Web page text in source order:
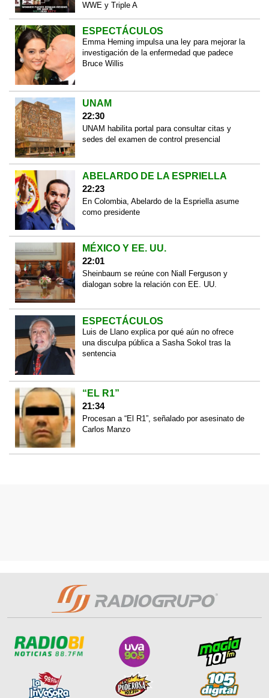
WWE y Triple A
ESPECTÁCULOS
Emma Heming impulsa una ley para mejorar la
investigación de la enfermedad que padece
Bruce Willis
UNAM
22:30
UNAM habilita portal para consultar citas y
sedes del examen de control presencial
ABELARDO DE LA ESPRIELLA
22:23
En Colombia, Abelardo de la Espriella asume
como presidente
MÉXICO Y EE. UU.
22:01
Sheinbaum se reúne con Niall Ferguson y
dialogan sobre la relación con EE. UU.
ESPECTÁCULOS
Luis de Llano explica por qué aún no ofrece
una disculpa pública a Sasha Sokol tras la
sentencia
“EL R1”
21:34
Procesan a “El R1”, señalado por asesinato de
Carlos Manzo